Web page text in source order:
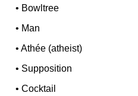
• Bowltree
• Man
•Athée (atheist)
• Supposition
•Cocktail